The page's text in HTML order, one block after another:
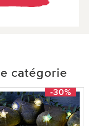
catégorie
-30%